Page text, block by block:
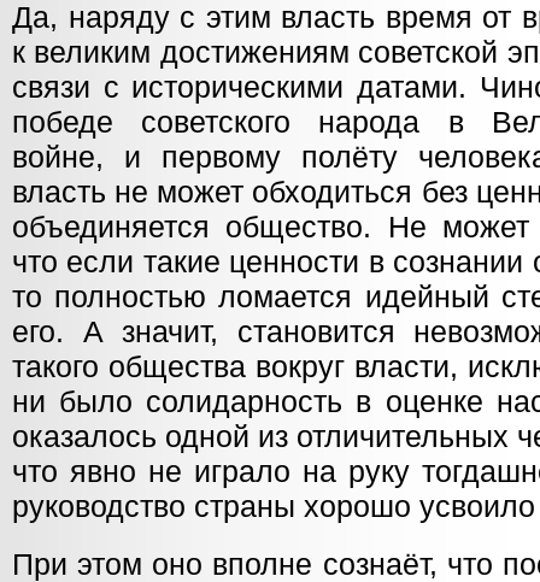
Да, наряду с этим власть время от
к великим достижениям советской
связи с историческими датами.
победе советского народа в
войне, и первому полёту
власть не может обходиться без
объединяется общество. Не
что если такие ценности в сознании
то полностью ломается идейный
его. А значит, становится
такого общества вокруг власти,
ни было солидарность в оценке
оказалось одной из отличительных
что явно не играло на руку
руководство страны хорошо усвоило
При этом оно вполне сознаёт, что